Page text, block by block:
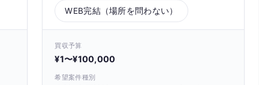
WEB完結（場所を問わない）
買収予算
¥1〜¥100,000
希望案件種別